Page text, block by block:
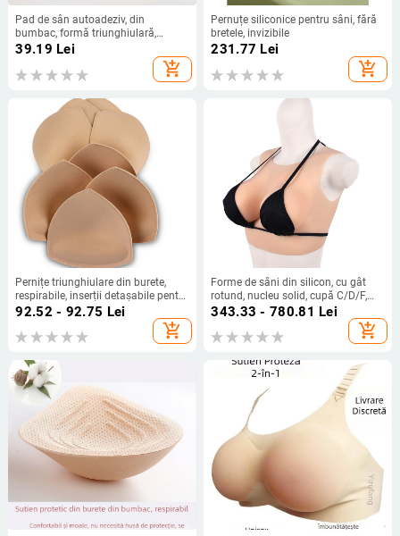
Pad de sân autoadeziv, din
bumbac, formă triunghiulară,
contur în formă de inimă, îngroșat,
39.19 Lei
add_shopping_cart
Pernuțe siliconice pentru sâni, fără
bretele, invizibile
231.77 Lei
add_shopping_cart
Pernițe triunghiulare din burete,
respirabile, inserții detașabile pentru
haine de yoga și costume de baie,
92.52 - 92.75 Lei
add_shopping_cart
Forme de sâni din silicon, cu gât
rotund, nucleu solid, cupă C/D/F,
inserție pentru piept
343.33 - 780.81 Lei
add_shopping_cart